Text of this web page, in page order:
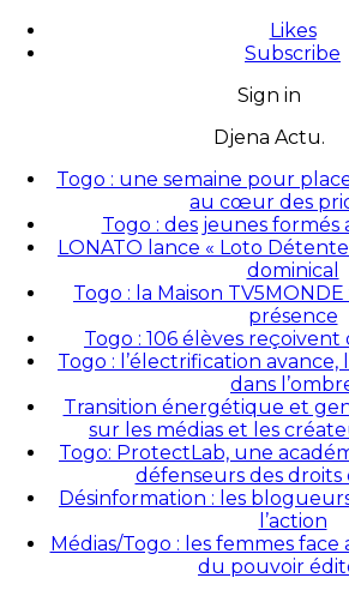
Likes
Subscribe
Sign in
Djena Actu.
Togo : une semaine pour
au cœur des
Togo : des jeunes
LONATO lance « Loto
dominical
Togo : la Maison TV5MONDE
présence
Togo : 106 élèves reçoivent
Togo : l’électrification
dans
Transition énergétique et
sur les médias et les
Togo: ProtectLab, une
défenseurs des droits
Désinformation : les
l’action
Médias/Togo : les femmes
du pouvoir